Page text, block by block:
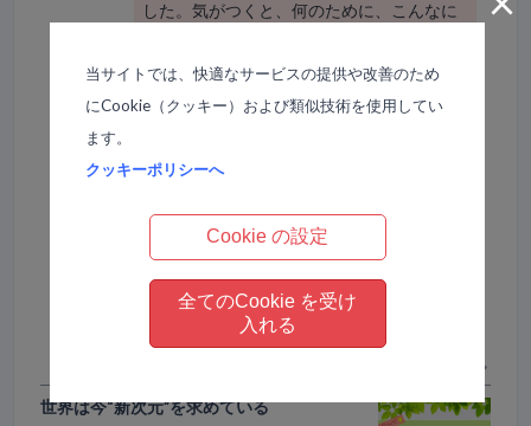
した。気がつくと、何のために、こんなに
した（汗）そんな時、MIROSSに出合い
「なぜ人間は頑張っても報われないの
ーナーでは”知れば知るほど自分が好きにな
きになる！”とっておきの情報をお伝えしま
す。お楽しみに！
世界は今“新次元”を求めている
当サイトでは、快適なサービスの提供や改善のため
にCookie（クッキー）および類似技術を使用してい
ます。
クッキーポリシーへ
Cookie の設定
全てのCookie を受け
入れる